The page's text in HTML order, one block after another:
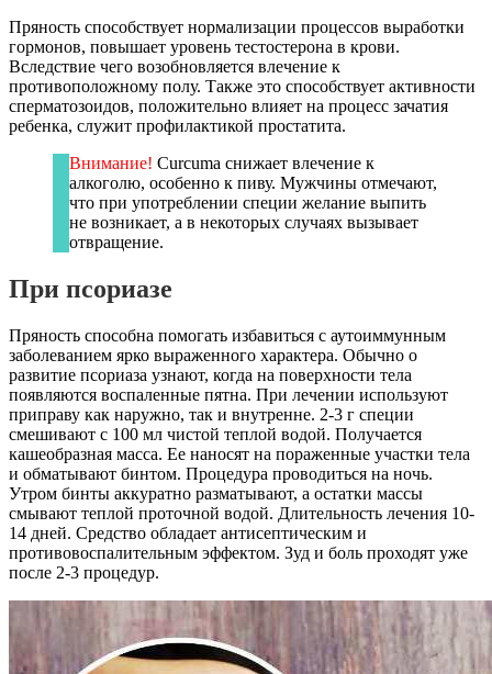
Пряность способствует нормализации процессов выработки
гормонов, повышает уровень тестостерона в крови.
Вследствие чего возобновляется влечение к
противоположному полу. Также это способствует активности
сперматозоидов, положительно влияет на процесс зачатия
ребенка, служит профилактикой простатита.
Внимание! Curcuma снижает влечение к
алкоголю, особенно к пиву. Мужчины отмечают,
что при употреблении специи желание выпить
не возникает, а в некоторых случаях вызывает
отвращение.
При псориазе
Пряность способна помогать избавиться с аутоиммунным
заболеванием ярко выраженного характера. Обычно о
развитие псориаза узнают, когда на поверхности тела
появляются воспаленные пятна. При лечении используют
приправу как наружно, так и внутренне. 2-3 г специи
смешивают с 100 мл чистой теплой водой. Получается
кашеобразная масса. Ее наносят на пораженные участки тела
и обматывают бинтом. Процедура проводиться на ночь.
Утром бинты аккуратно разматывают, а остатки массы
смывают теплой проточной водой. Длительность лечения 10-
14 дней. Средство обладает антисептическим и
противовоспалительным эффектом. Зуд и боль проходят уже
после 2-3 процедур.